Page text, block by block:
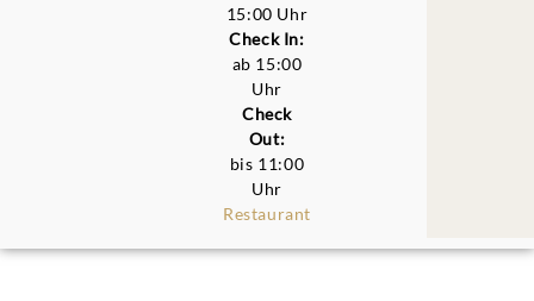
15:00 Uhr
Check In:
ab 15:00
Uhr
Check
Out:
bis 11:00
Uhr
Restaurant